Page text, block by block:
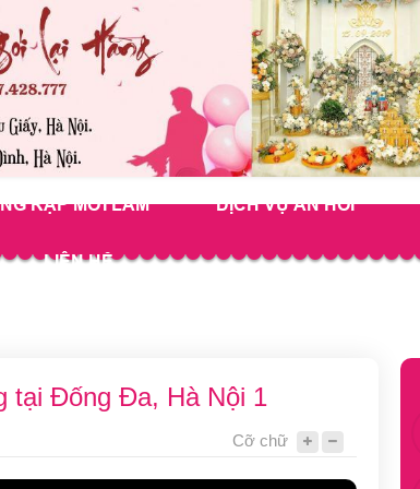
RẠP MỚI LÀM DỊCH VỤ ĂN HỎI
LIÊN HỆ
tại Đống Đa, Hà Nội 1
Cỡ chữ